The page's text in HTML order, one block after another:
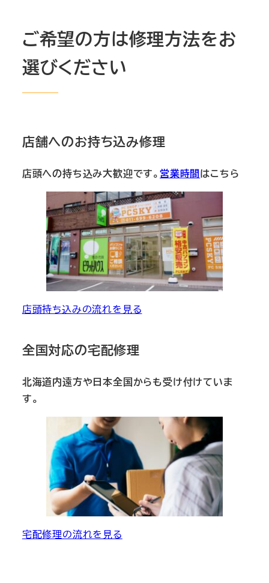
ご希望の方は修理方法をお
選びください
店舗へのお持ち込み修理
店頭への持ち込み大歓迎です。営業時間はこちら
店頭持ち込みの流れを見る
全国対応の宅配修理
北海道内遠方や日本全国からも受け付けていま
す。
宅配修理の流れを見る